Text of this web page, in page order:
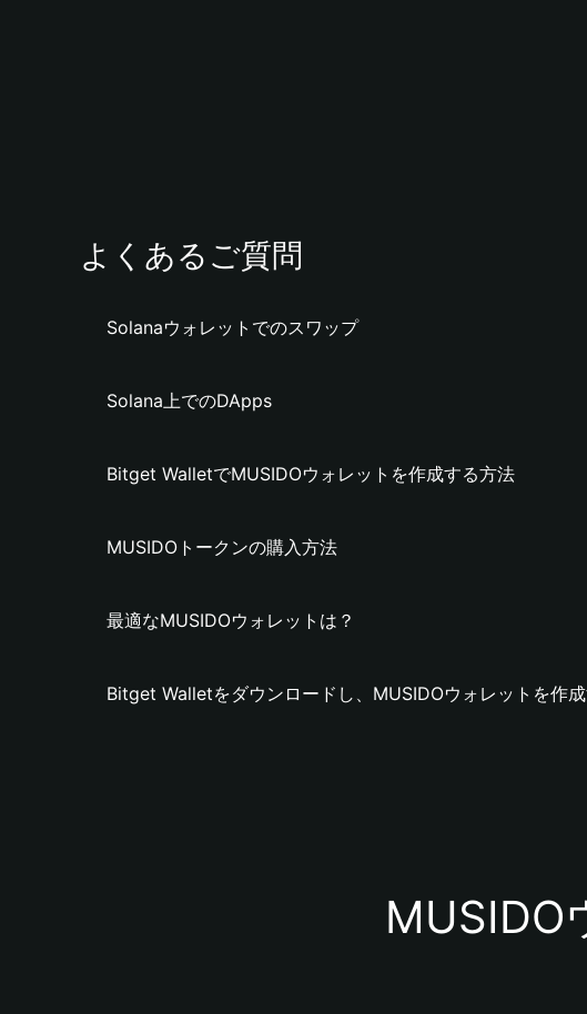
よくあるご質問
Solanaウォレットでのスワップ
Solana上でのDApps
Bitget WalletでMUSIDOウォレットを作成する方法
MUSIDOトークンの購入方法
最適なMUSIDOウォレットは？
Bitget Walletをダウンロードし、MUSIDOウォレットを作成
MUSIDO